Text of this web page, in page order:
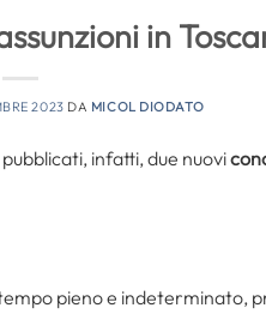
in
2023 DA MICOL DIODATO
infatti, due nuovi
pieno e indeterminato,